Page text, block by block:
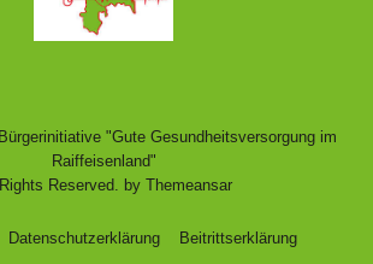
"Gute Gesundheitsversorgung im
Raiffeisenland"
Reserved. by Themeansar
Datenschutzerklärung Beitrittserklärung